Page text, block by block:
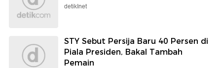
detikInet
STY Sebut Persija Baru 40 Persen di
Piala Presiden, Bakal Tambah
Pemain